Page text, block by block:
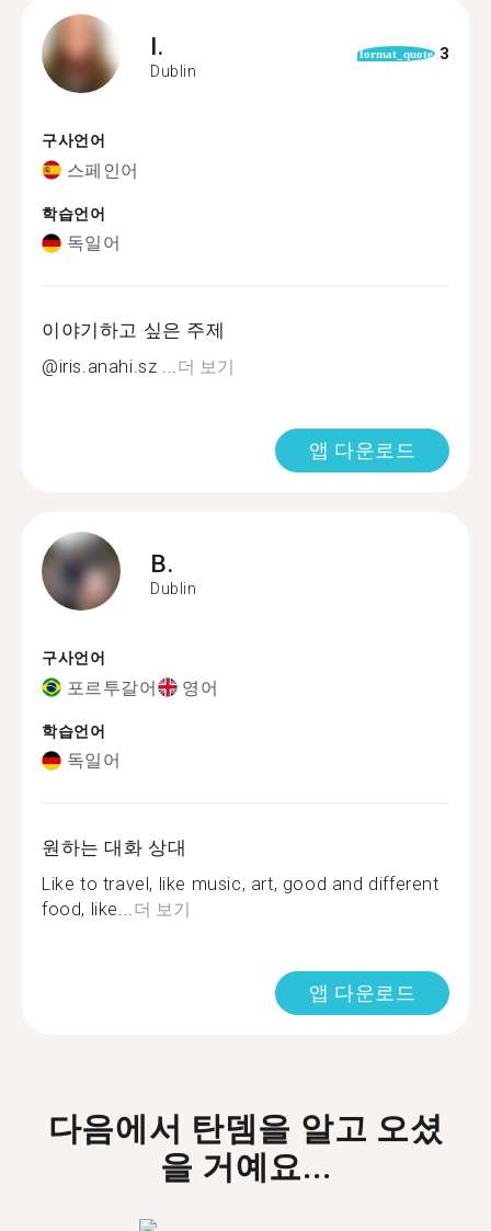
I.
Dublin
format_quote 3
구사언어
스페인어
학습언어
독일어
이야기하고 싶은 주제
@iris.anahi.sz ...더 보기
앱 다운로드
B.
Dublin
구사언어
포르투갈어 영어
학습언어
독일어
원하는 대화 상대
Like to travel, like music, art, good and different
food, like...더 보기
앱 다운로드
다음에서 탄뎀을 알고 오셨
을 거예요...